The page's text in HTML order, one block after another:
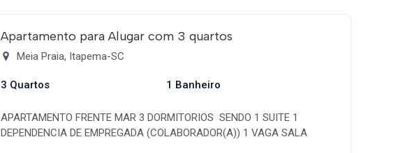
Apartamento para Alugar com 3 quartos
Meia Praia, Itapema-SC
3 Quartos 1 Banheiro
APARTAMENTO FRENTE MAR 3 DORMITORIOS  SENDO 1 SUITE 1
DEPENDENCIA DE EMPREGADA (COLABORADOR(A)) 1 VAGA SALA